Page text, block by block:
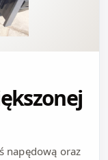
napędową oraz